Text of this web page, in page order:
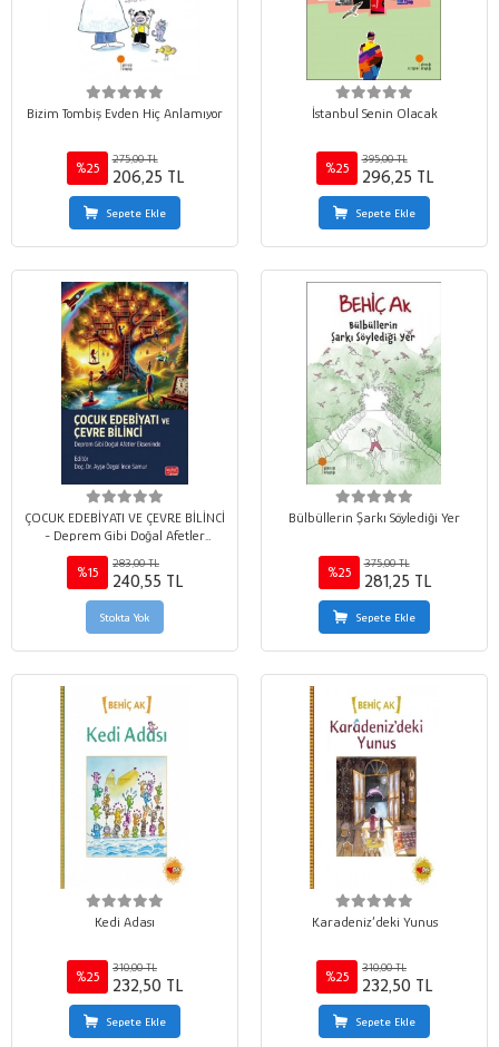
Bizim Tombiş Evden Hiç Anlamıyor
%25
275,00 TL
206,25 TL
Sepete Ekle
İstanbul Senin Olacak
%25
395,00 TL
296,25 TL
Sepete Ekle
ÇOCUK EDEBİYATI VE ÇEVRE BİLİNCİ
- Deprem Gibi Doğal Afetler
Ekseninde
%15
283,00 TL
240,55 TL
Stokta Yok
Bülbüllerin Şarkı Söylediği Yer
%25
375,00 TL
281,25 TL
Sepete Ekle
Kedi Adası
%25
310,00 TL
232,50 TL
Sepete Ekle
Karadeniz’deki Yunus
%25
310,00 TL
232,50 TL
Sepete Ekle